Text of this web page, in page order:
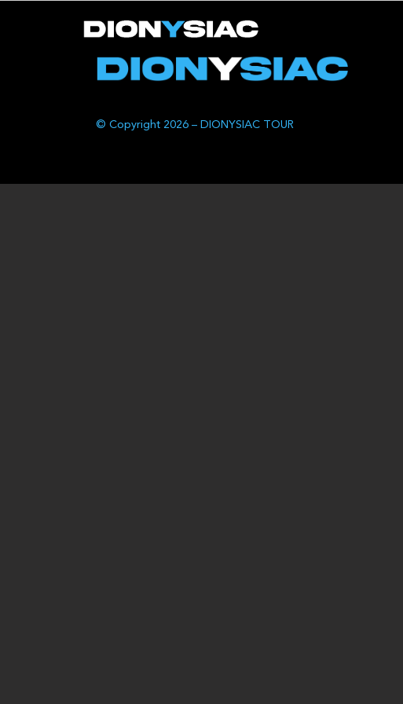
© Copyright 2026 – DIONYSIAC TOUR